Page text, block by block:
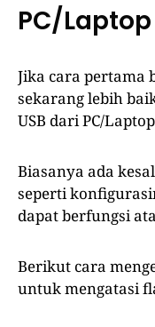
PC/Laptop
Jika cara pertama
sekarang lebih
USB dari PC/
Biasanya ada
seperti
dapat berfungsi
Berikut cara
untuk mengatasi